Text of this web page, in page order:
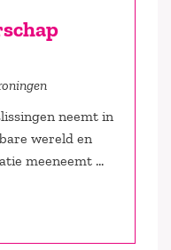
neemt in
wereld en
meeneemt ...